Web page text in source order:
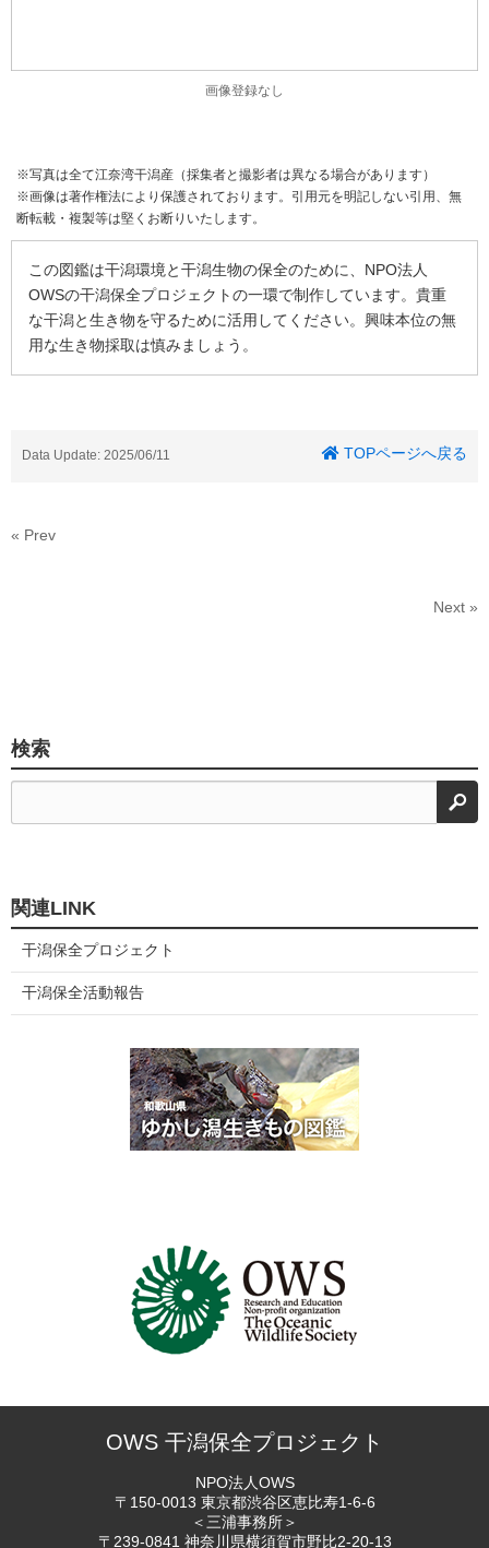
画像登録なし
※写真は全て江奈湾干潟産（採集者と撮影者は異なる場合があります）
※画像は著作権法により保護されております。引用元を明記しない引用、無
断転載・複製等は堅くお断りいたします。
この図鑑は干潟環境と干潟生物の保全のために、NPO法人
OWSの干潟保全プロジェクトの一環で制作しています。貴重
な干潟と生き物を守るために活用してください。興味本位の無
用な生き物採取は慎みましょう。
Data Update: 2025/06/11 TOPページへ戻る
« Prev
Next »
検索
検
関連LINK
干潟保全プロジェクト
干潟保全活動報告
OWS 干潟保全プロジェクト
NPO法人OWS
〒150-0013 東京都渋谷区恵比寿1-6-6
＜三浦事務所＞
〒239-0841 神奈川県横須賀市野比2-20-13